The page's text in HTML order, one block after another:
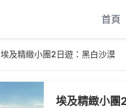
首頁
埃及精緻小團2日遊：黑白沙漠
埃及精緻小團